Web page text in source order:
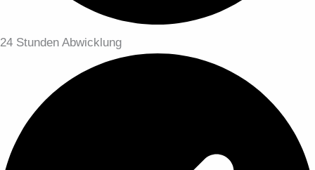
24 Stunden Abwicklung